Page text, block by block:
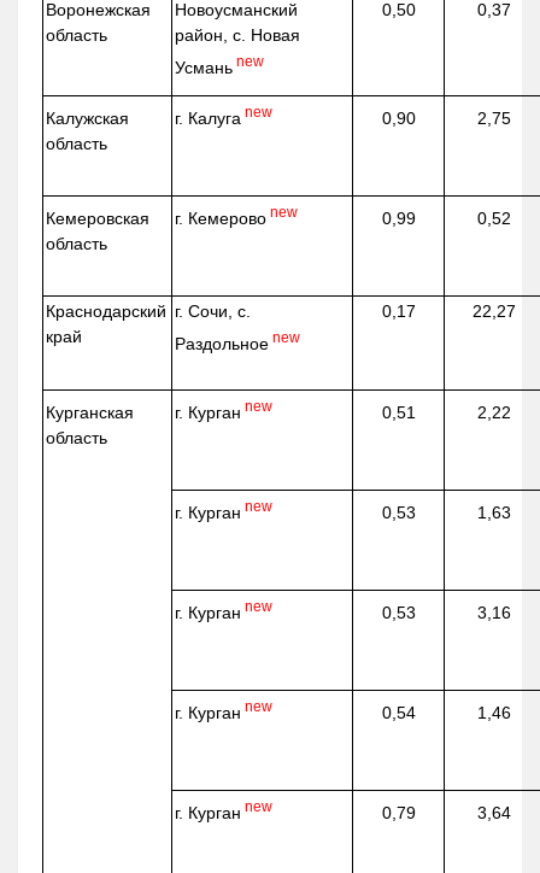
Воронежская
область
Новоусманский
район, с. Новая
Усмань new
0,50 0,37
Калужская
область
г. Калуга new 0,90 2,75
Кемеровская
область
г. Кемерово new 0,99 0,52
Краснодарский
край
г. Сочи, с.
Раздольное new
0,17 22,27
Курганская
область
г. Курган new 0,51 2,22
г. Курган new 0,53 1,63
г. Курган new 0,53 3,16
г. Курган new 0,54 1,46
г. Курган new 0,79 3,64